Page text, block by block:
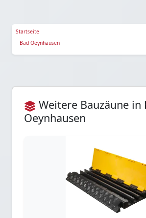
Startseite
Bad Oeynhausen
Weitere Bauzäune in
Oeynhausen